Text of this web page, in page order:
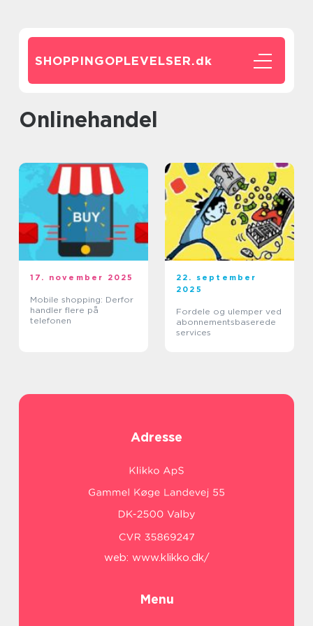
SHOPPINGOPLEVELSER.dk
Onlinehandel
17. november 2025
Mobile shopping: Derfor
handler flere på
telefonen
22. september
2025
Fordele og ulemper ved
abonnementsbaserede
services
Adresse
web: www.klikko.dk/
Menu